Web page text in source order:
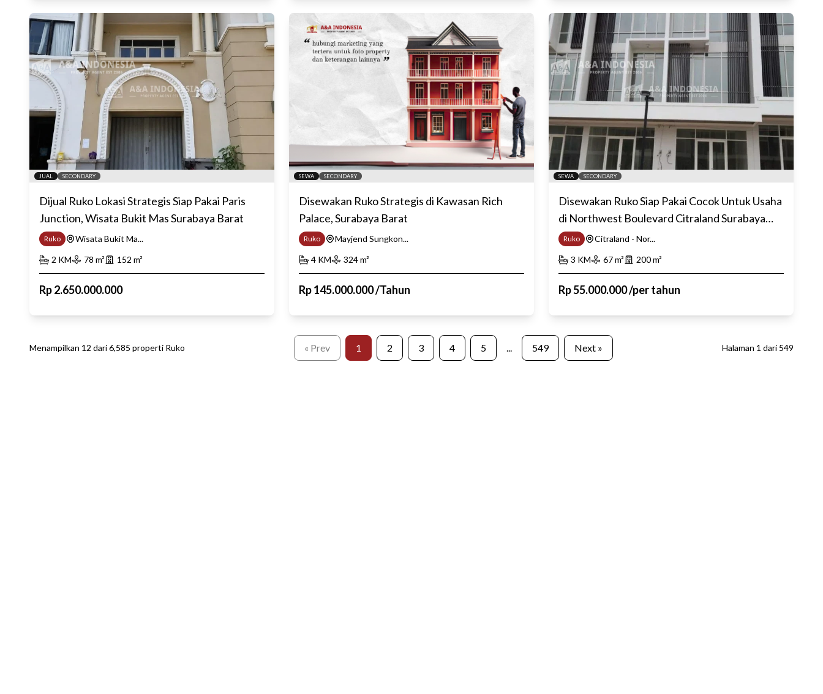
JUAL SECONDARY
Dijual Ruko Lokasi Strategis Siap Pakai Paris
Junction, Wisata Bukit Mas Surabaya Barat
Ruko
Wisata Bukit Ma...
2 KM 78 m² 152 m²
Rp2.650.000.000
SEWA SECONDARY
Disewakan Ruko Strategis di Kawasan Rich
Palace, Surabaya Barat
Ruko
Mayjend Sungkon...
4 KM 324m²
Rp145.000.000/Tahun
SEWA SECONDARY
Disewakan Ruko Siap Pakai Cocok Untuk Usaha
di Northwest Boulevard Citraland Surabaya
Barat
Ruko
Citraland - Nor...
3 KM 67m² 200m²
Rp55.000.000/per tahun
Menampilkan 12 dari6,585 properti Ruko « Prev 1 2 3 4 5 ... 549 Next » Halaman 1 dari 549